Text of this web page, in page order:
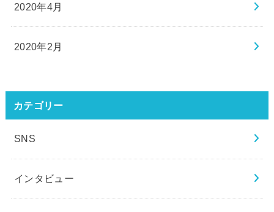
2020年4月
2020年2月
カテゴリー
SNS
インタビュー